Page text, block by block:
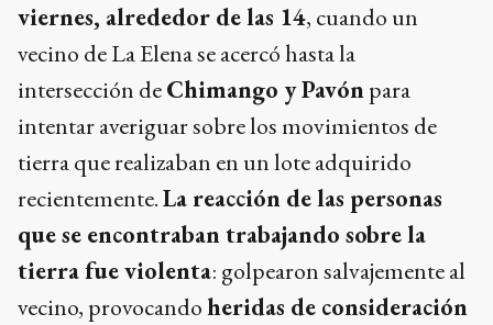
viernes, alrededor de las 14, cuando un
vecino de La Elena se acercó hasta la
intersección deChimango y Pavónpara
intentar averiguar sobre los movimientos de
tierra que realizaban en un lote adquirido
recientemente.La reacción de las personas
que se encontraban trabajando sobre la
tierra fue violenta: golpearon salvajemente al
vecino, provocandoheridas de consideración